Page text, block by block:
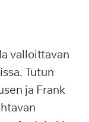
valloittavan
Tutun
ja Frank